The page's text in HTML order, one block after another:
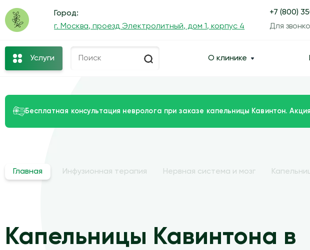
Город:
г. Москва, проезд Электролитный, дом 1, корпус 4
+7 (800)
Для
Услуги О клинике
Бесплатная консультация невролога при заказе капельницы Кавинтон.
Главная Инфузионная терапия Нервная система и мозг
Капельницы Кавинтона в